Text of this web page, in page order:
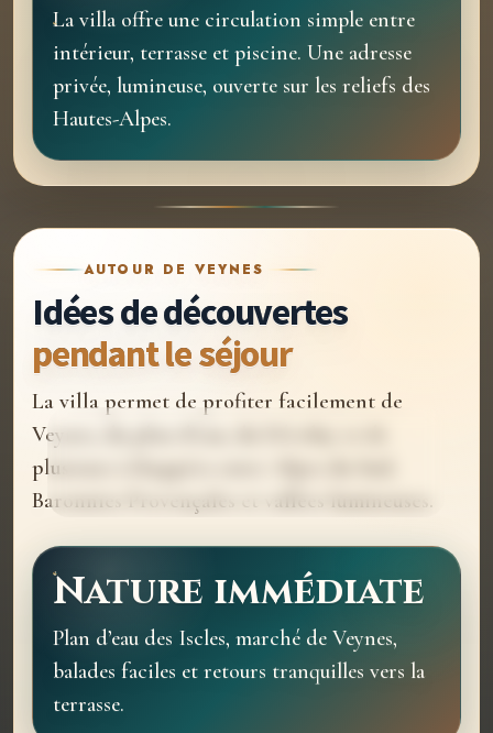
La villa offre une circulation simple entre
intérieur, terrasse et piscine. Une adresse
privée, lumineuse, ouverte sur les reliefs des
Hautes-Alpes.
AUTOUR DE VEYNES
Idées de découvertes
pendant le séjour
La villa permet de profiter facilement de
Veynes, du plan d’eau, du Dévoluy et de
plusieurs échappées entre Alpes du Sud,
Baronnies Provençales et vallées lumineuses.
Nature immédiate
Plan d’eau des Iscles, marché de Veynes,
balades faciles et retours tranquilles vers la
terrasse.